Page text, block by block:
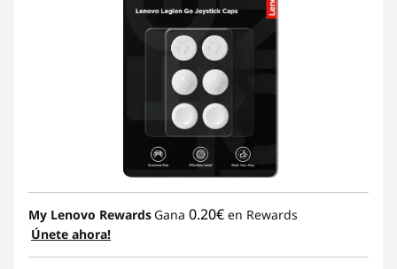
My Lenovo Rewards Gana 0.20€ en Rewards
Únete ahora!